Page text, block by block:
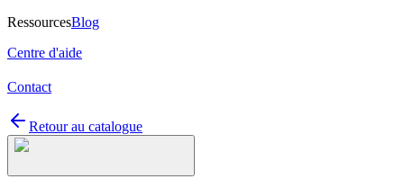
RessourcesBlog
Centre d'aide
Contact
Retour au catalogue